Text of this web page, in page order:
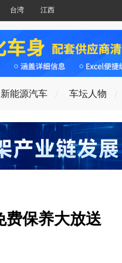
台湾 江西
新能源汽车 车坛人物
费保养大放送